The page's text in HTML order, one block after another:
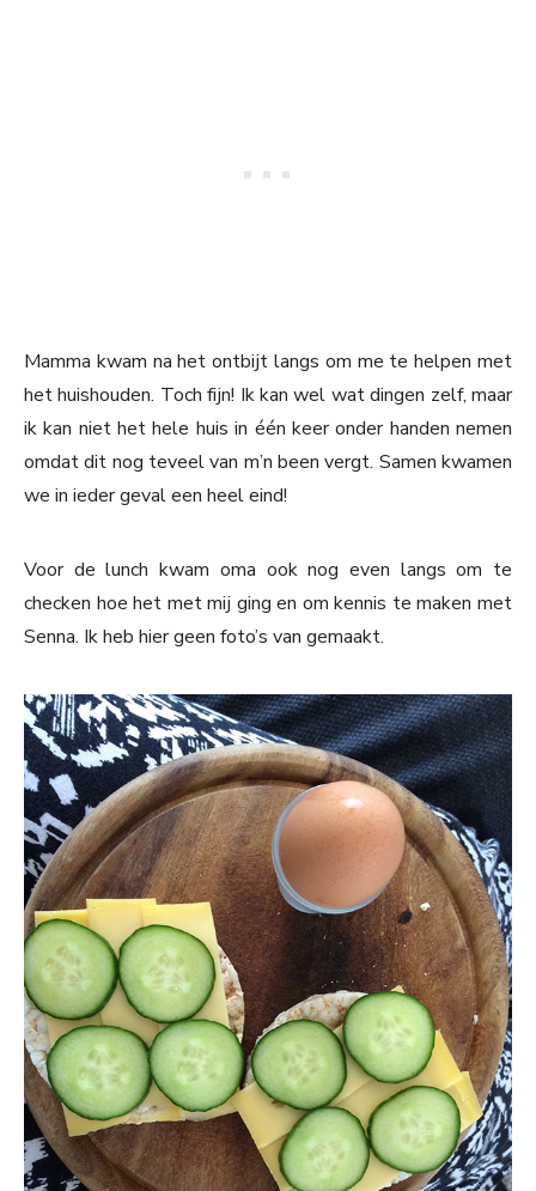
Mamma kwam na het ontbijt langs om me te helpen met
het huishouden. Toch fijn! Ik kan wel wat dingen zelf, maar
ik kan niet het hele huis in één keer onder handen nemen
omdat dit nog teveel van m’n been vergt. Samen kwamen
we in ieder geval een heel eind!
Voor de lunch kwam oma ook nog even langs om te
checken hoe het met mij ging en om kennis te maken met
Senna. Ik heb hier geen foto’s van gemaakt.